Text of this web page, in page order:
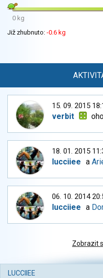
0 kg
Již zhubnuto: -0.6 kg
15. 09. 2015
verbit
18. 01. 2015
lucciiee a
06. 10. 2014
lucciiee a
Zobrazit
LUCCIIEE